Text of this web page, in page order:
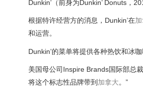
Dunkin’（前身为Dunkin’ Donuts，
根据特许经营方的消息，Dunkin’在
和运营。
Dunkin’的菜单将提供各种热饮和冰
美国母公司Inspire Brands国际部总
将这个标志性品牌带到 加拿大。”